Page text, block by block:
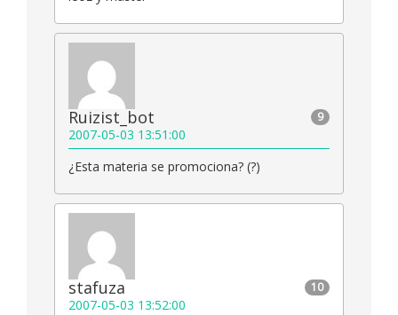
9
Ruizist_bot
2007-05-03 13:51:00
¿Esta materia se promociona? (?)
10
stafuza
2007-05-03 13:52:00